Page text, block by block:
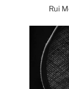
Rui